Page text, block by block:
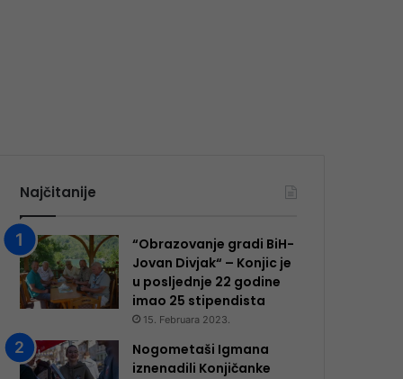
Najčitanije
“Obrazovanje gradi BiH-
Jovan Divjak“ – Konjic je
u posljednje 22 godine
imao 25 ​​stipendista
15. Februara 2023.
Nogometaši Igmana
iznenadili Konjičanke